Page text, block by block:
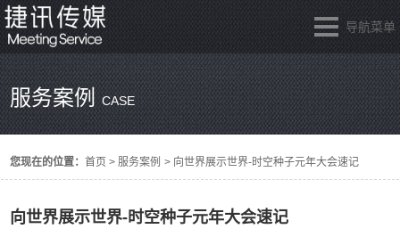
导航菜单
服务案例CASE
您现在的位置：首页 >服务案例 > 向世界展示世界-时空种子元年大会速记
向世界展示世界-时空种子元年大会速记